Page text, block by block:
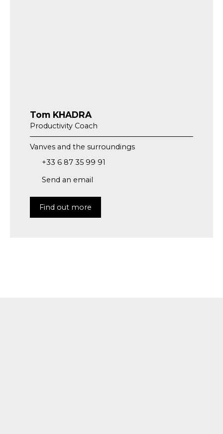
Tom KHADRA
Productivity Coach
Vanves and the surroundings
+33 6 87 35 99 91
Send an email
Find out more